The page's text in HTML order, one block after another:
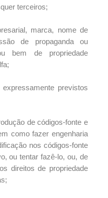
terceiros;
marca, nome de
de propaganda ou
bem de propriedade
previstos
de códigos-fonte e
como fazer engenharia
nos códigos-fonte
ou tentar fazê-lo, ou, de
direitos de propriedade